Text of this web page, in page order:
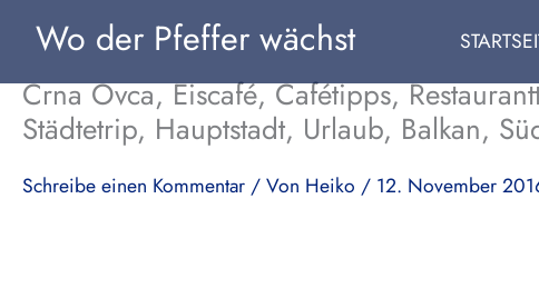
Inhalt
springen
Wo der Pfeffer wächst
Crna Ovca, Eiscafé, Cafétipps,
Städtetrip, Hauptstadt, Urlaub, Balkan,
Schreibe einen Kommentar/ Von Heiko / 12. November